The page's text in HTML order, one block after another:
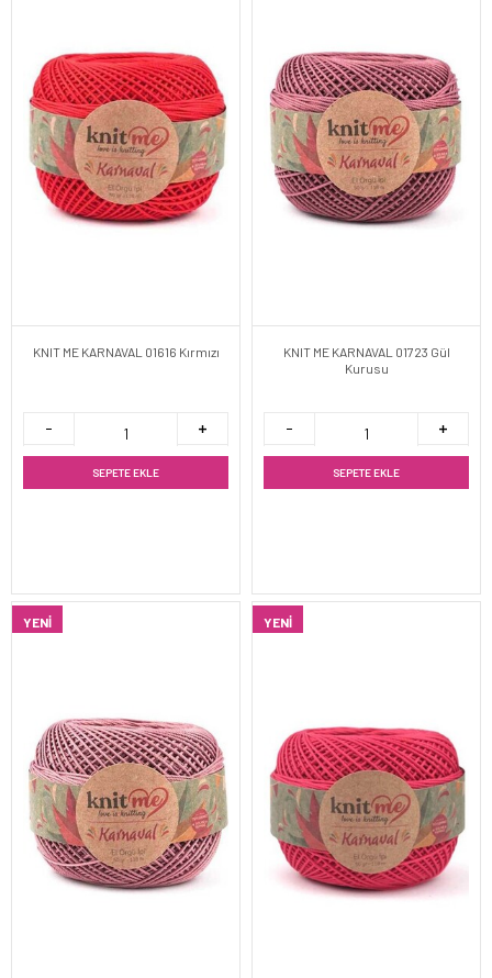
KNIT ME KARNAVAL 01616 Kırmızı
SEPETE EKLE
KNIT ME KARNAVAL 01723 Gül
Kurusu
SEPETE EKLE
YENI YENI